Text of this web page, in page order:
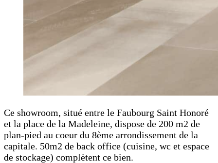
Ce showroom, situé entre le Faubourg Saint Honoré
et la place de la Madeleine, dispose de 200 m2 de
plan-pied au coeur du 8ème arrondissement de la
capitale. 50m2 de back office (cuisine, wc et espace
de stockage) complètent ce bien.